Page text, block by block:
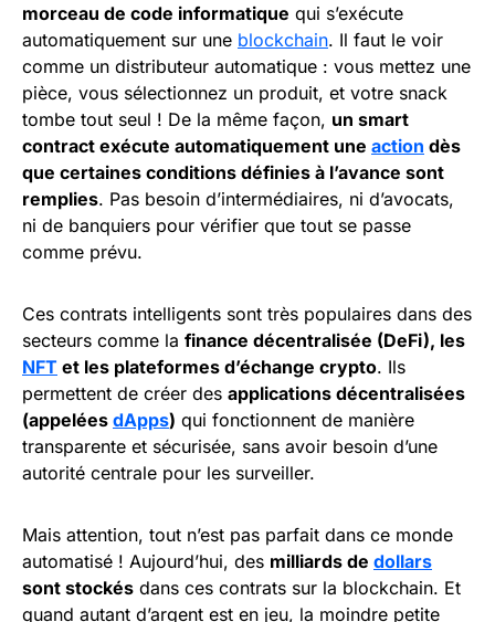
morceau de code informatique qui s’exécute
automatiquement sur une blockchain. Il faut le voir
comme un distributeur automatique : vous mettez une
pièce, vous sélectionnez un produit, et votre snack
tombe tout seul ! De la même façon, un smart
contract exécute automatiquement une action dès
que certaines conditions définies à l’avance sont
remplies. Pas besoin d’intermédiaires, ni d’avocats,
ni de banquiers pour vérifier que tout se passe
comme prévu.
Ces contrats intelligents sont très populaires dans des
secteurs comme la finance décentralisée (DeFi), les
NFT et les plateformes d’échange crypto. Ils
permettent de créer des applications décentralisées
(appelées dApps) qui fonctionnent de manière
transparente et sécurisée, sans avoir besoin d’une
autorité centrale pour les surveiller.
Mais attention, tout n’est pas parfait dans ce monde
automatisé ! Aujourd’hui, des milliards de dollars
sont stockés dans ces contrats sur la blockchain. Et
quand autant d’argent est en jeu, la moindre petite